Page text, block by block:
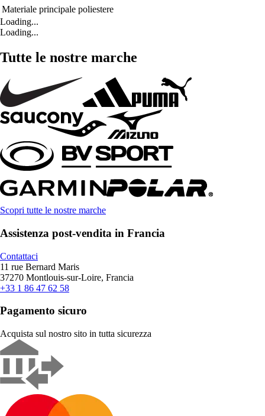
Materiale principale poliestere
Loading...
Loading...
Tutte le nostre marche
Scopri tutte le nostre marche
Assistenza post-vendita in Francia
Contattaci
11 rue Bernard Maris
37270 Montlouis-sur-Loire, Francia
+33 1 86 47 62 58
Pagamento sicuro
Acquista sul nostro sito in tutta sicurezza